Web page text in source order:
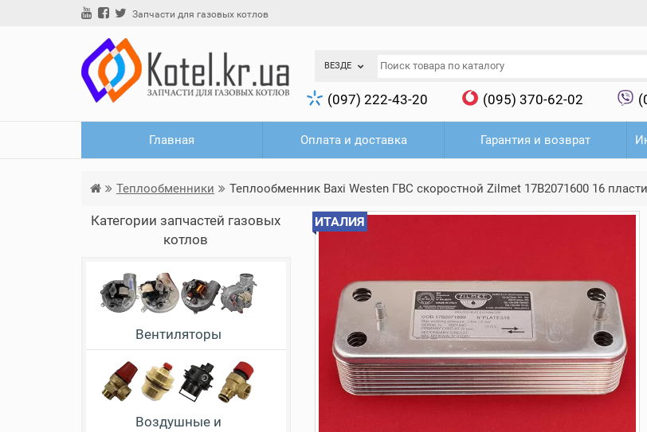
Запчасти для газовых котлов
ВЕЗДЕ
(097) 222-43-20 (095) 370-62-02
Главная Оплата и доставка Гарантия и возврат
Теплообменники Теплообменник Baxi Westen ГВС скоростной Zilmet 17B2071600 16
Категории запчастей газовых
котлов
Вентиляторы
Воздушные и
ИТАЛИЯ